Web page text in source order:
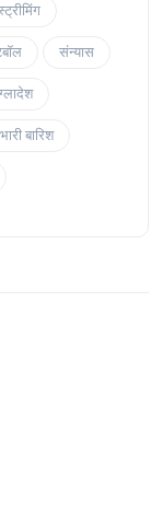
संन्यास
भारी बारिश